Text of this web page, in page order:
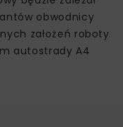
obwodnicy
założeń roboty
autostrady A4